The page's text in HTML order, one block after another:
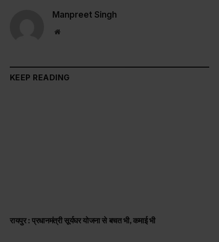
Manpreet Singh
Website
KEEP READING
रायपुर : प्रधानमंत्री सूर्यघर योजना से बचत भी, कमाई भी